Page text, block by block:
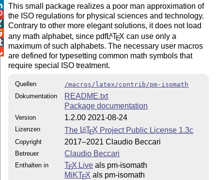
This small package realizes a poor man approximation of
the ISO regulations for physical sciences and technology.
Contrary to other more elegant solutions, it does not load
any math alphabet, since pdfLATEX can use only a
maximum of such alphabets. The necessary user macros
are defined for typesetting common math symbols that
require special ISO treatment.
Quellen
/macros/latex/contrib/pm-isomath
Dokumentation
README.txt
Package documentation
Version 1.2.00 2021-08-24
Lizenzen The LATEX Project Public License 1.3c
Copyright 2017–2021 Claudio Beccari
Betreuer Claudio Beccari
Enthalten in TEX Live als pm-isomath
MiKTEX als pm-isomath